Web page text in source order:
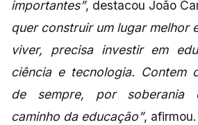
importantes”, destacou João
quer construir um lugar melhor
viver, precisa investir em
ciência e tecnologia. Contem
de sempre, por soberania
caminho da educação”, afirmou.